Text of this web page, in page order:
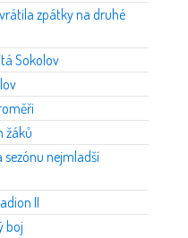
zpátky na druhé
Sokolov
žáků
nejmladší
II
boj